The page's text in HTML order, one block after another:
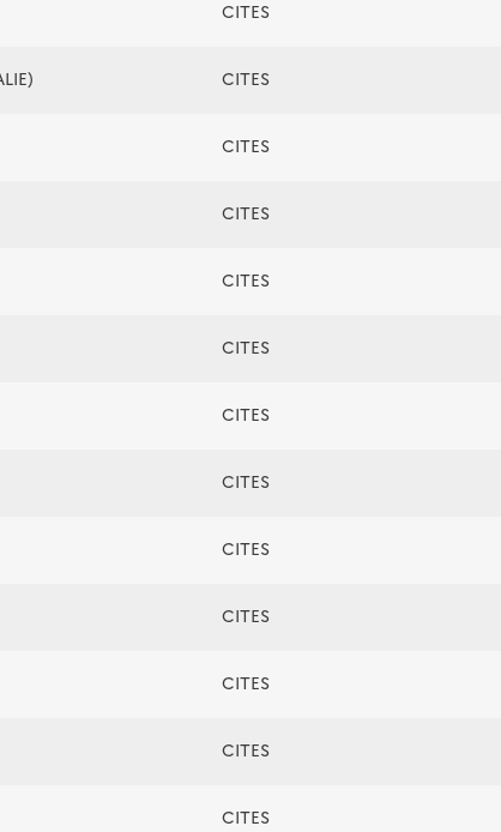
CITES
CITES
CITES
CITES
CITES
CITES
CITES
CITES
CITES
CITES
CITES
CITES
CITES